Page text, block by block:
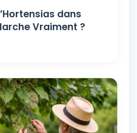
dans
Vraiment ?